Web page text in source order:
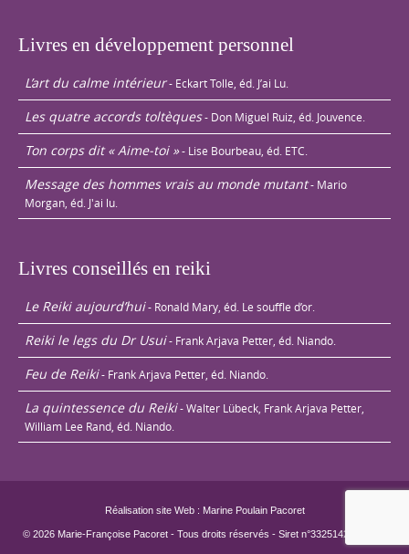
Livres en développement personnel
L’art du calme intérieur- Eckart Tolle, éd. J’ai Lu.
Les quatre accords toltèques- Don Miguel Ruiz, éd. Jouvence.
Ton corps dit « Aime-toi »- Lise Bourbeau, éd. ETC.
Message des hommes vrais au monde mutant- Mario
Morgan, éd. J'ai lu.
Livres conseillés en reiki
Le Reiki aujourd’hui- Ronald Mary, éd. Le souffle d’or.
Reiki le legs du Dr Usui- Frank Arjava Petter, éd. Niando.
Feu de Reiki- Frank Arjava Petter, éd. Niando.
La quintessence du Reiki- Walter Lübeck, Frank Arjava Petter,
William Lee Rand, éd. Niando.
Réalisation site Web : Marine Poulain Pacoret
© 2026 Marie-Françoise Pacoret - Tous droits réservés - Siret n°33251429800022